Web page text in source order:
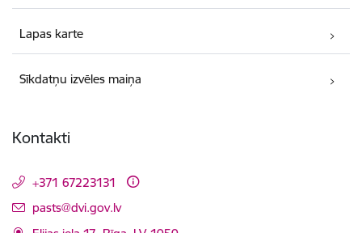
Lapas karte
Sīkdatņu izvēles maiņa
Kontakti
+371 67223131
E-pasts:
pasts@dvi.gov.lv